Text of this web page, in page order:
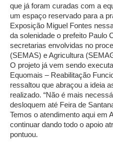
que já foram curadas com a
um espaço reservado para a
Exposição Miguel Fontes
da solenidade o prefeito Paulo
secretarias envolvidas no
(SEMAS) e Agricultura
O projeto já vem sendo
Equomais – Reabilitação
ressaltou que abraçou a ideia
realizado. “Não é mais
desloquem até Feira de
Temos o atendimento aqui em
continuar dando todo o apoio
pontuou.